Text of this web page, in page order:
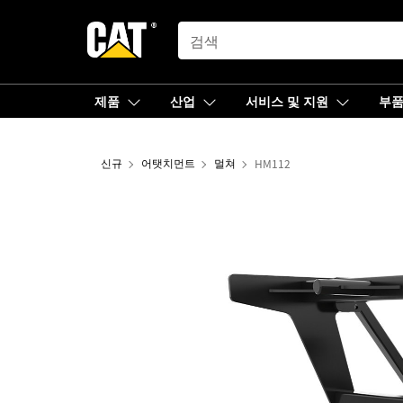
SEARCH
제품 산업 서비스 및 지원 부품
신규 어탯치먼트 멀쳐 HM112